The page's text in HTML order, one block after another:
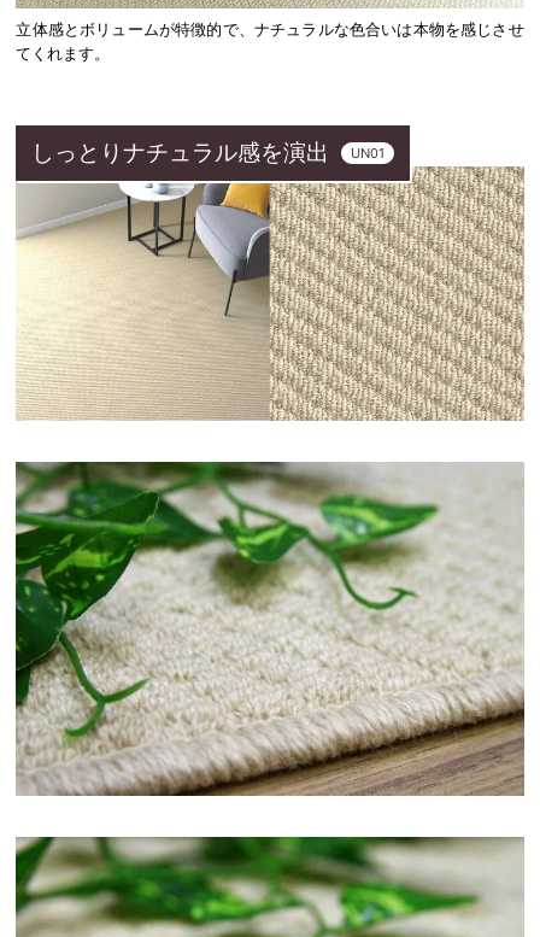
立体感とボリュームが特徴的で、ナチュラルな色合いは本物を感じさせ
てくれます。
しっとりナチュラル感を演出 UN01